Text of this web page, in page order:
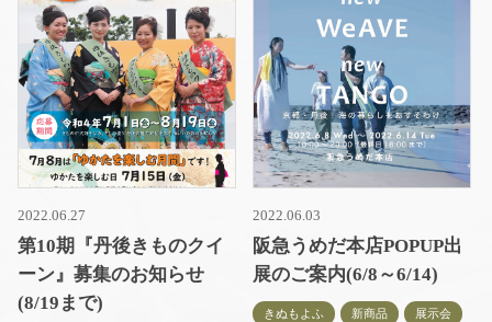
2022.06.27
第10期『丹後きものクイ
ーン』募集のお知らせ
(8/19まで)
2022.06.03
阪急うめだ本店POPUP出
展のご案内(6/8～6/14)
きぬもよふ 新商品 展示会